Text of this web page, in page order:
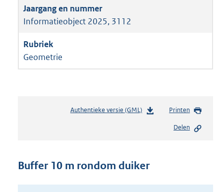
Informatieobject 2025, 3112
Geometrie
Authentieke versie (GML)b
n
s
Printen
Delen
Buffer 10 m rondom duiker